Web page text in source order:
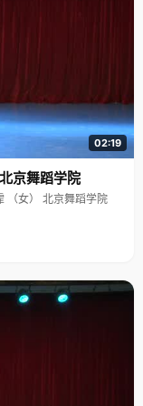
02:19
京舞蹈学院
（女） 北京舞蹈学院